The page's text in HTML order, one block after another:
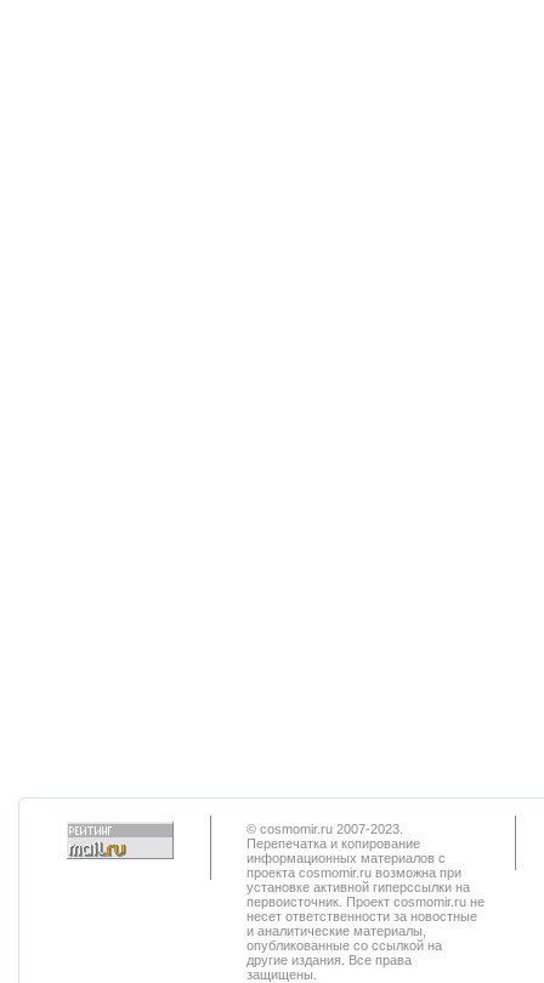
© cosmomir.ru 2007-2023.
Перепечатка и копирование
информационных материалов с
проекта cosmomir.ru возможна при
установке активной гиперссылки на
первоисточник. Проект cosmomir.ru не
несет ответственности за новостные
и аналитические материалы,
опубликованные со ссылкой на
другие издания. Все права
защищены.